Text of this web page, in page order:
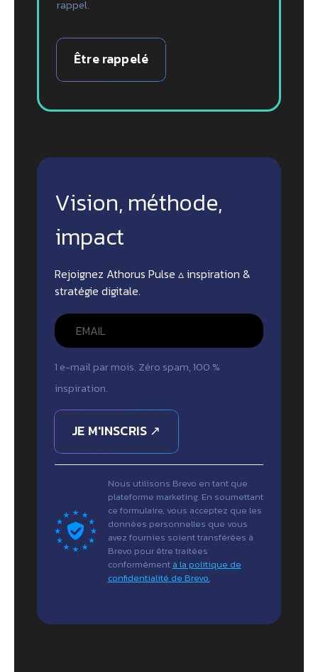
rappel.
Être rappelé
Vision, méthode,
impact
Rejoignez Athorus Pulse ▵ inspiration &
stratégie digitale.
1 e-mail par mois. Zéro spam, 100 %
inspiration.
JE M'INSCRIS ↗
Nous utilisons Brevo en tant que
plateforme marketing. En soumettant
ce formulaire, vous acceptez que les
données personnelles que vous
avez fournies soient transférées à
Brevo pour être traitées
conformément à la politique de
confidentialité de Brevo.